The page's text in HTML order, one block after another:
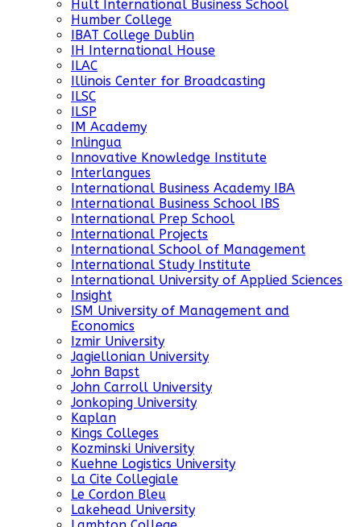
Hult International Business School
Humber College
IBAT College Dublin
IH International House
ILAC
Illinois Center for Broadcasting
ILSC
ILSP
IM Academy
Inlingua
Innovative Knowledge Institute
Interlangues
International Business Academy IBA
International Business School IBS
International Prep School
International Projects
International School of Management
International Study Institute
International University of Applied Sciences
Insight
ISM University of Management and
Economics
Izmir University
Jagiellonian University
John Bapst
John Carroll University
Jonkoping University
Kaplan
Kings Colleges
Kozminski University
Kuehne Logistics University
La Cite Collegiale
Le Cordon Bleu
Lakehead University